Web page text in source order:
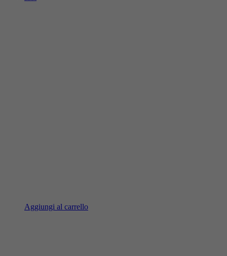
Aggiungi al carrello